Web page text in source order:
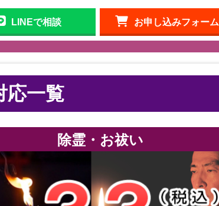
LINEで相談 お申し込みフォーム
応一覧
除霊・お祓い